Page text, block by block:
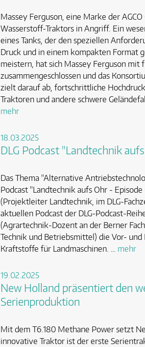
Massey Ferguson, eine Marke der
Wasserstoff-Traktors in Angriff. Ein
eines Tanks, der den speziellen
Druck und in einem kompakten Format
meistern, hat sich Massey Ferguson
zusammengeschlossen und das
zielt darauf ab, fortschrittliche
Traktoren und andere schwere
mehr
18.03.2025
DLG Podcast "Landtechnik
Das Thema "Alternative
Podcast "Landtechnik aufs Ohr -
(Projektleiter Landtechnik, im DLG-
aktuellen Podcast der DLG-Podcast-
(Agrartechnik-Dozent an der Berner
Technik und Betriebsmittel) die Vor-
Kraftstoffe für Landmaschinen. … mehr
19.02.2025
New Holland präsentiert den
Serienproduktion
Mit dem T6.180 Methane Power setzt
innovative Traktor ist der erste